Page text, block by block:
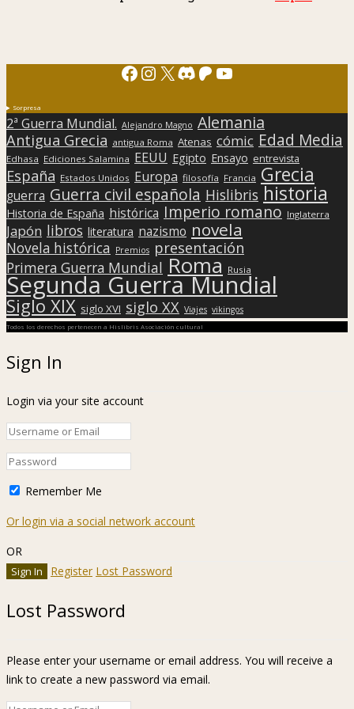
Facebook
Instagram
X Discord
Patreon
YouTube
Sorpresa
2ª Guerra Mundial. Alejandro Magno Alemania
Antigua Grecia antigua Roma Atenas cómic Edad Media
Edhasa Ediciones Salamina EEUU Egipto Ensayo entrevista
España Estados Unidos Europa filosofía Francia Grecia
guerra Guerra civil española Hislibris historia
Historia de España histórica Imperio romano Inglaterra
Japón libros literatura nazismo novela
Novela histórica Premios presentación
Primera Guerra Mundial Roma Rusia
Segunda Guerra Mundial
Siglo XIX siglo XVI siglo XX Viajes vikingos
Todos los derechos pertenecen a Hislibris Asociación cultural
Sign In
Login via your site account
Remember Me
Or login via a social network account
OR
Register Lost Password
Lost Password
Please enter your username or email address. You will receive a
link to create a new password via email.